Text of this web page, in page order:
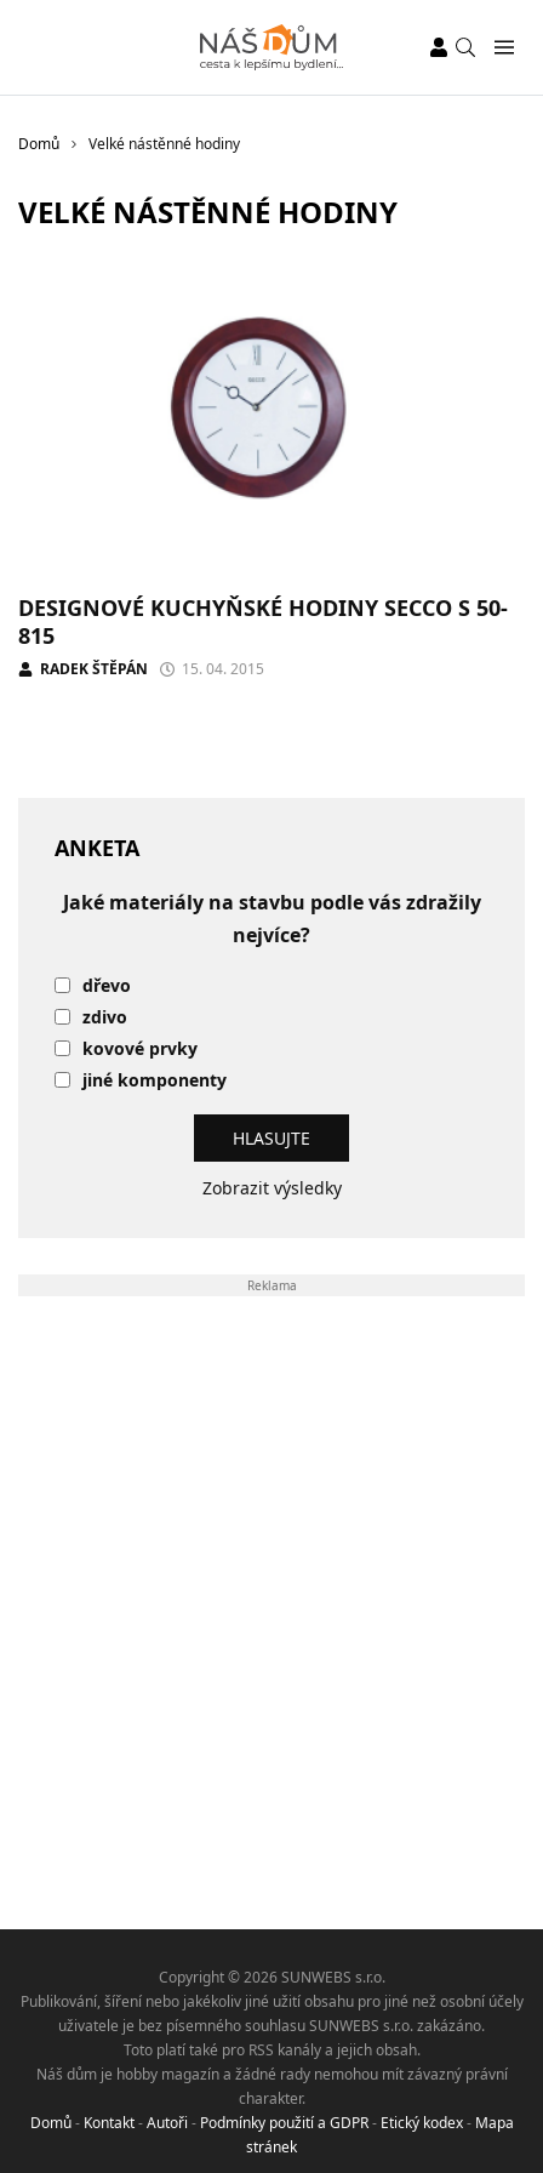
Domů Velké nástěnné hodiny
VELKÉ NÁSTĚNNÉ HODINY
DESIGNOVÉ KUCHYŇSKÉ HODINY SECCO S 50-
815
RADEK ŠTĚPÁN 15. 04. 2015
ANKETA
Jaké materiály na stavbu podle vás zdražily
nejvíce?
dřevo
zdivo
kovové prvky
jiné komponenty
Zobrazit výsledky
Reklama
Copyright © 2026 SUNWEBS s.r.o.
Publikování, šíření nebo jakékoliv jiné užití obsahu pro jiné než osobní účely
uživatele je bez písemného souhlasu SUNWEBS s.r.o. zakázáno.
Toto platí také pro RSS kanály a jejich obsah.
Náš dům je hobby magazín a žádné rady nemohou mít závazný právní
charakter.
Domů- Kontakt-Autoři - Podmínky použití a GDPR- Etický kodex- Mapa
stránek